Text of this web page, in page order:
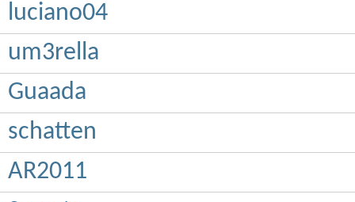
luciano04
um3rella
Guaada
schatten
AR2011